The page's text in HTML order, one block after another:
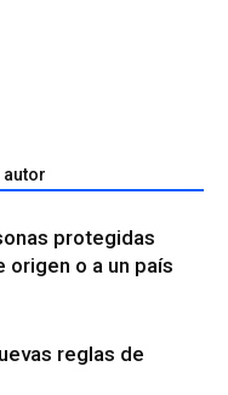
autor
protegidas
origen o a un país
reglas de